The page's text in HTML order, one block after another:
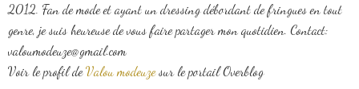
2012. Fan de mode et ayant un dressing débordant de fringues en tout
genre, je suis heureuse de vous faire partager mon quotidien. Contact:
valoumodeuze@gmail.com
Voir le profil deValou modeuzesur le portail Overblog